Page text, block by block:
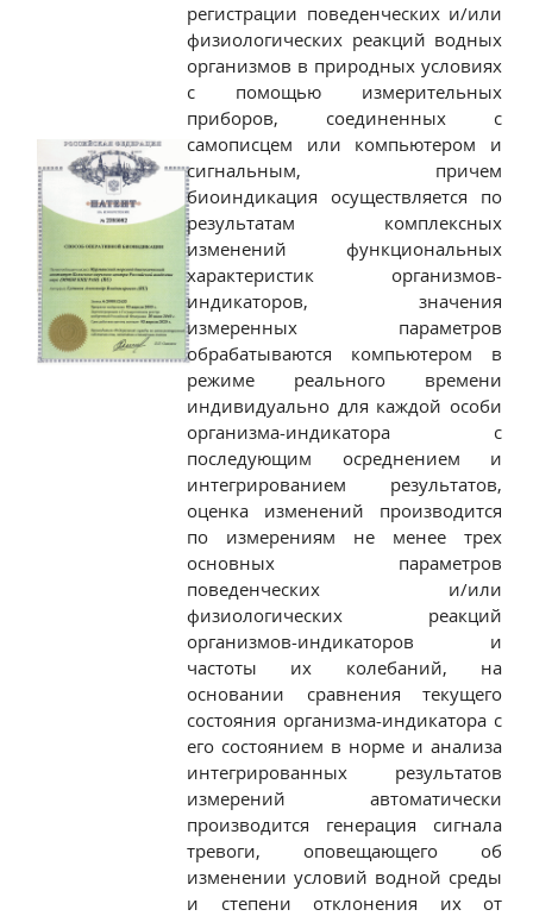
регистрации поведенческих и/или
физиологических реакций водных
организмов в природных условиях
с помощью измерительных
приборов, соединенных с
самописцем или компьютером и
сигнальным, причем
биоиндикация осуществляется по
результатам комплексных
изменений функциональных
характеристик организмов-
индикаторов, значения
измеренных параметров
обрабатываются компьютером в
режиме реального времени
индивидуально для каждой особи
организма-индикатора с
последующим осреднением и
интегрированием результатов,
оценка изменений производится
по измерениям не менее трех
основных параметров
поведенческих и/или
физиологических реакций
организмов-индикаторов и
частоты их колебаний, на
основании сравнения текущего
состояния организма-индикатора с
его состоянием в норме и анализа
интегрированных результатов
измерений автоматически
производится генерация сигнала
тревоги, оповещающего об
изменении условий водной среды
и степени отклонения их от